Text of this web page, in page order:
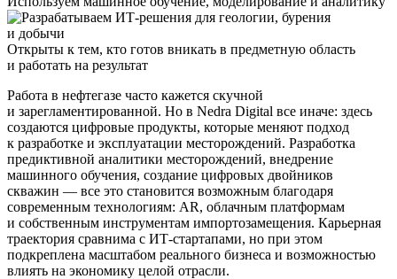
Открыты к тем, кто готов вникать в предметную область
и работать на результат
Работа в нефтегазе часто кажется скучной
и зарегламентированной. Но в Nedra Digital все иначе: здесь
создаются цифровые продукты, которые меняют подход
к разработке и эксплуатации месторождений. Разработка
предиктивной аналитики месторождений, внедрение
машинного обучения, создание цифровых двойников
скважин — все это становится возможным благодаря
современным технологиям: AR, облачным платформам
и собственным инструментам импортозамещения. Карьерная
траектория сравнима с ИТ-стартапами, но при этом
подкреплена масштабом реального бизнеса и возможностью
влиять на экономику целой отрасли.